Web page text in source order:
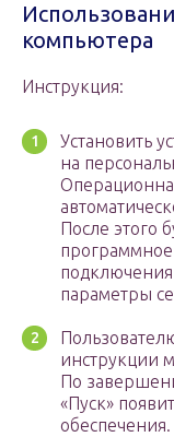
компьютера
Инструкция:
Установить
на
После этого
программное
подключения
параметры
инструкции
По
«Пуск»
обеспечения.